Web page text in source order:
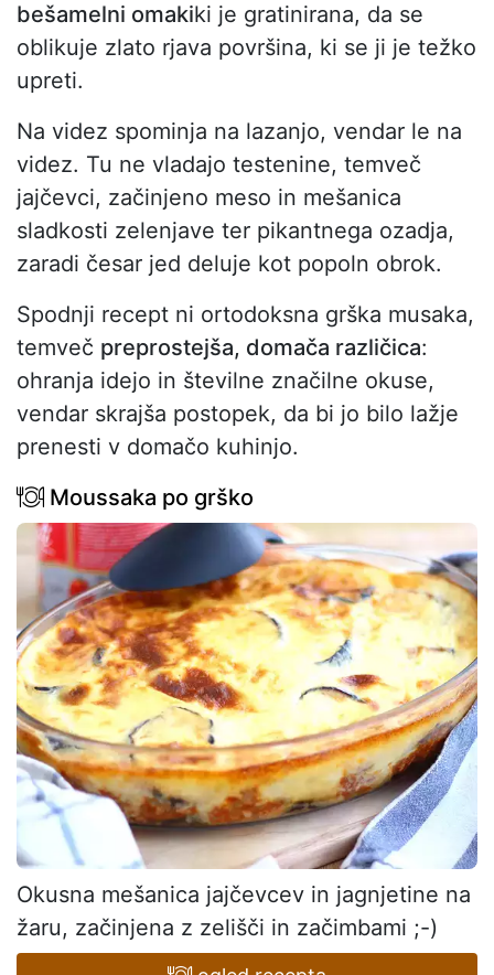
bešamelni omakiki je gratinirana, da se
oblikuje zlato rjava površina, ki se ji je težko
upreti.
Na videz spominja na lazanjo, vendar le na
videz. Tu ne vladajo testenine, temveč
jajčevci, začinjeno meso in mešanica
sladkosti zelenjave ter pikantnega ozadja,
zaradi česar jed deluje kot popoln obrok.
Spodnji recept ni ortodoksna grška musaka,
temveč preprostejša, domača različica:
ohranja idejo in številne značilne okuse,
vendar skrajša postopek, da bi jo bilo lažje
prenesti v domačo kuhinjo.
Moussaka po grško
Okusna mešanica jajčevcev in jagnjetine na
žaru, začinjena z zelišči in začimbami ;-)